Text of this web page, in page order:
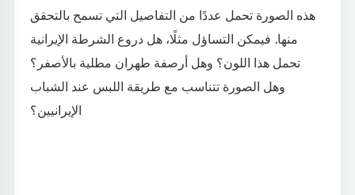
هذه الصورة تحمل عددًا من التفاصيل التي تسمح بالتحقق
منها. فيمكن التساؤل مثلًا، هل دروع الشرطة الإيرانية
تحمل هذا اللون؟ وهل أرصفة طهران مطلية بالأصفر؟
وهل الصورة تتناسب مع طريقة اللبس عند الشباب
الإيرانيين؟